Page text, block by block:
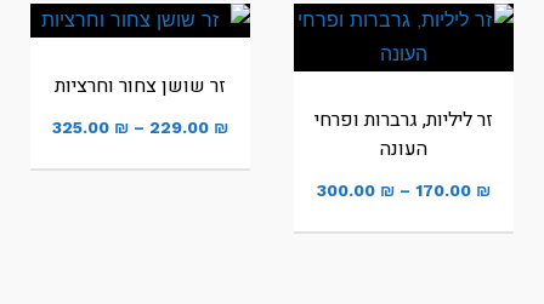
⁦325.00 ₪⁩
זר ליליות, גרברות ופרחי
העונה
170.00 ₪
–
300.00 ₪
טווח
זר שושן צחור וחרציות
229.00 ₪
–
325.00 ₪
טווח